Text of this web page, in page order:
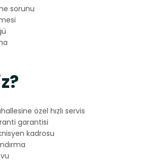
sorunu
özel hızlı servis
garantisi
kadrosu